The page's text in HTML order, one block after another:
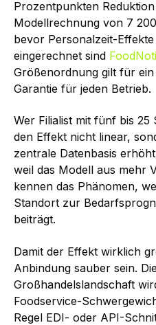
Prozentpunkten
Modellrechnung von 7
bevor Personalzeit-
eingerechnet sind
Größenordnung gilt für
Garantie für jeden Betrieb.
Wer Filialist mit fünf bis
den Effekt nicht linear,
zentrale Datenbasis
weil das Modell aus mehr
kennen das Phänomen,
Standort zur
beiträgt.
Damit der Effekt wirklich
Anbindung sauber sein.
Großhandelslandschaft
Foodservice-
Regel EDI- oder API-